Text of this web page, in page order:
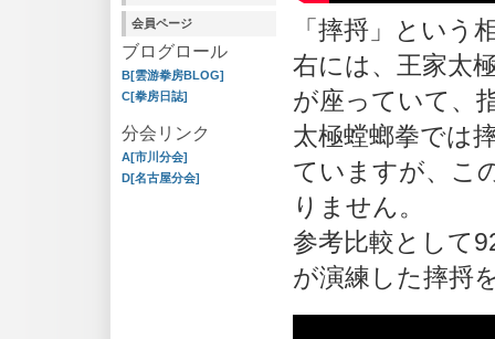
会員ページ
ブログロール
B[雲游拳房BLOG]
C[拳房日誌]
分会リンク
A[市川分会]
D[名古屋分会]
「摔捋」という
右には、王家太
が座っていて、
太極螳螂拳では
ていますが、こ
りません。
参考比較として
が演練した摔捋